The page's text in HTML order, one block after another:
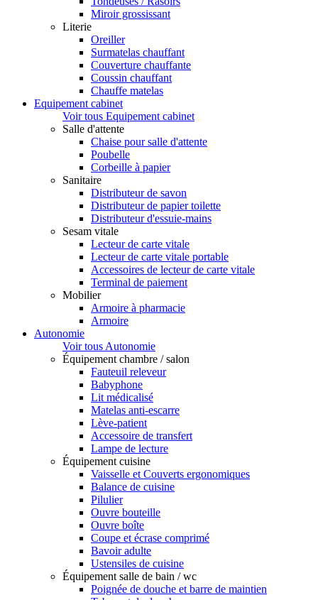
Miroir grossissant
Literie
Oreiller
Surmatelas chauffant
Couverture chauffante
Coussin chauffant
Chauffe matelas
Equipement cabinet
Voir tous Equipement cabinet
Salle d'attente
Chaise pour salle d'attente
Poubelle
Corbeille à papier
Sanitaire
Distributeur de savon
Distributeur de papier toilette
Distributeur d'essuie-mains
Sesam vitale
Lecteur de carte vitale
Lecteur de carte vitale portable
Accessoires de lecteur de carte vitale
Terminal de paiement
Mobilier
Armoire à pharmacie
Armoire
Autonomie
Voir tous Autonomie
Équipement chambre / salon
Fauteuil releveur
Babyphone
Lit médicalisé
Matelas anti-escarre
Lève-patient
Accessoire de transfert
Lampe de lecture
Équipement cuisine
Vaisselle et Couverts ergonomiques
Balance de cuisine
Pilulier
Ouvre bouteille
Ouvre boîte
Coupe et écrase comprimé
Bavoir adulte
Ustensiles de cuisine
Équipement salle de bain / wc
Poignée de douche et barre de maintien